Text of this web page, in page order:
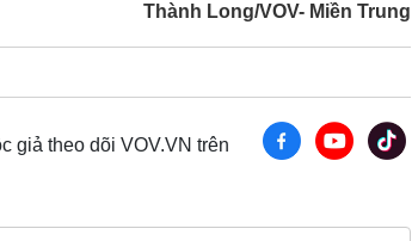
Thành Long/VOV- Miền Trung
giả theo dõi VOV.VN trên